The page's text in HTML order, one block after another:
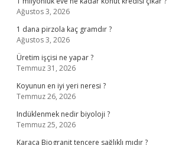
Ağustos 3, 2026
1 dana pirzola kaç gramdır ?
Ağustos 3, 2026
Üretim işçisi ne yapar ?
Temmuz 31, 2026
Koyunun en iyi yeri neresi ?
Temmuz 26, 2026
Indüklenmek nedir biyoloji ?
Temmuz 25, 2026
Karaca Biogranit tencere sağlıklı mıdır ?